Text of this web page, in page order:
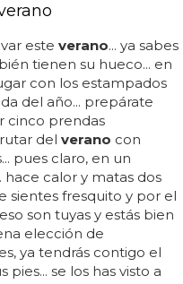
este verano... ya sabes
tienen su hueco... en
con los estampados
del año... prepárate
cinco prendas
del verano con
pues claro, en un
calor y matas dos
sientes fresquito y por el
son tuyas y estás bien
elección de
ya tendrás contigo el
se los has visto a